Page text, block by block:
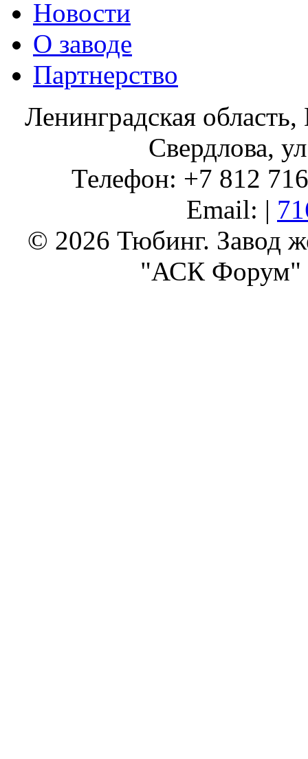
Новости
О заводе
Партнерство
Ленинградская
Свердлова,
Телефон: +7 812
Email: |
© 2026 Тюбинг. Завод
"АСК Форум"